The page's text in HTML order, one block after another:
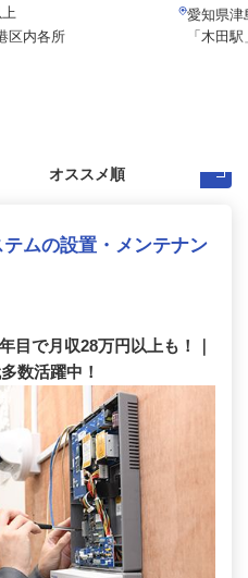
区内各所
愛知県津
「木田
ムの設置・メンテナン
目で月収28万円以上も！｜
数活躍中！